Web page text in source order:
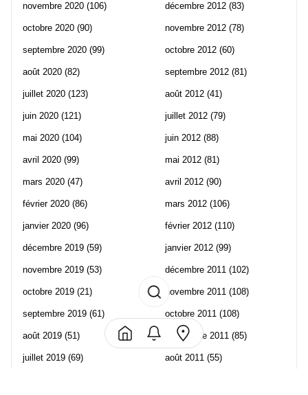
novembre 2020 (106)
octobre 2020 (90)
septembre 2020 (99)
août 2020 (82)
juillet 2020 (123)
juin 2020 (121)
mai 2020 (104)
avril 2020 (99)
mars 2020 (47)
février 2020 (86)
janvier 2020 (96)
décembre 2019 (59)
novembre 2019 (53)
octobre 2019 (21)
septembre 2019 (61)
août 2019 (51)
juillet 2019 (69)
décembre 2012 (83)
novembre 2012 (78)
octobre 2012 (60)
septembre 2012 (81)
août 2012 (41)
juillet 2012 (79)
juin 2012 (88)
mai 2012 (81)
avril 2012 (90)
mars 2012 (106)
février 2012 (110)
janvier 2012 (99)
décembre 2011 (102)
novembre 2011 (108)
octobre 2011 (108)
septembre 2011 (85)
août 2011 (55)